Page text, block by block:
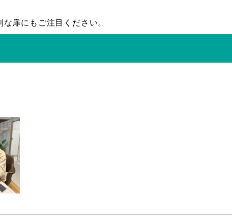
扉にもご注目ください。